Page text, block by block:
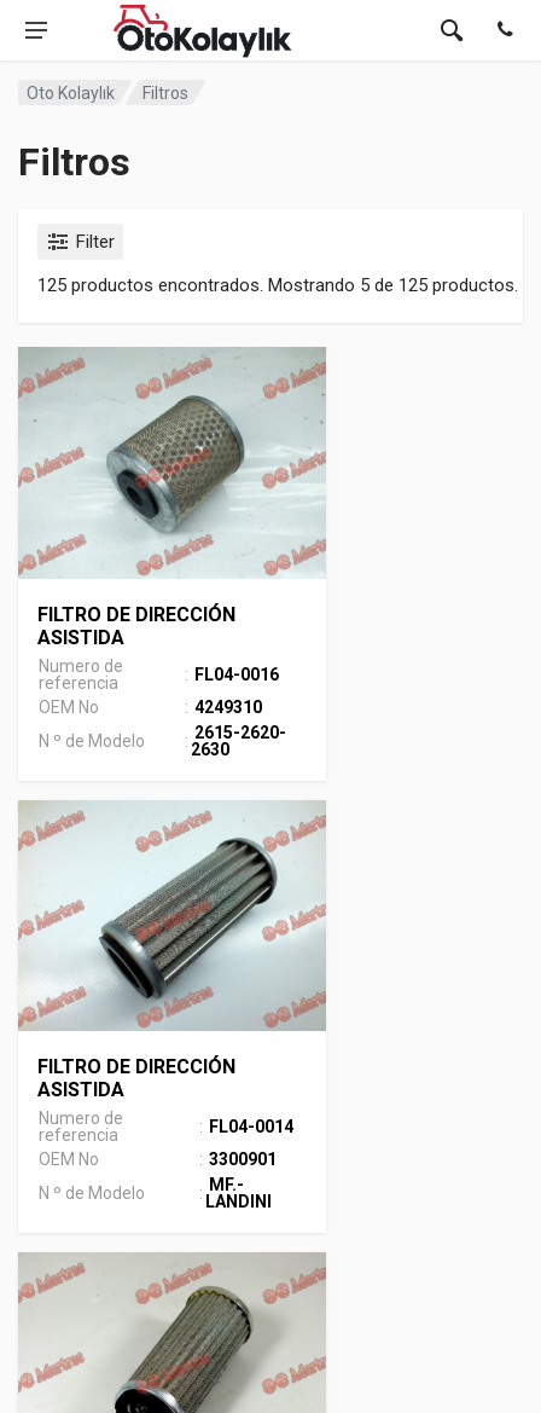
Oto Kolaylık Filtros
Filtros
Filter
125 productos encontrados. Mostrando 5 de 125 productos.
FILTRO DE DIRECCIÓN
ASISTIDA
Numero de
referencia
: FL04-0016
OEM No
: 4249310
N º de Modelo
: 2615-2620-
2630
FILTRO DE DIRECCIÓN
ASISTIDA
Numero de
referencia
: FL04-0014
OEM No
: 3300901
N º de Modelo
: MF.-
LANDINI